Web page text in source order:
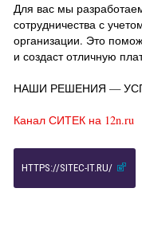
Для вас мы
сотрудничества с
организации. Это
и создаст отличную
НАШИ РЕШЕНИЯ —
Канал СИТЕК на 12n.ru
HTTPS://SITEC-IT.RU/